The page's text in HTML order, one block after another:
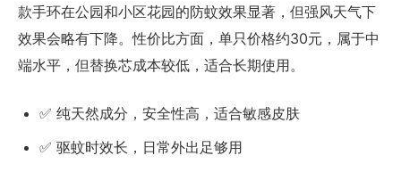
款手环在公园和小区花园的防蚊效果显著，但强风天气下
效果会略有下降。性价比方面，单只价格约30元，属于中
端水平，但替换芯成本较低，适合长期使用。
✅ 纯天然成分，安全性高，适合敏感皮肤
✅ 驱蚊时效长，日常外出足够用